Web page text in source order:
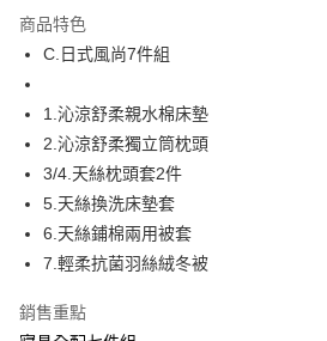
街口支付
悠遊付
全盈+PAY
運送方式
物流宅配
每筆NT$150，滿NT$1,599(含以上)免運費
商品特色
C.日式風尚7件組
1.沁涼舒柔親水棉床墊
2.沁涼舒柔獨立筒枕頭
3/4.天絲枕頭套2件
5.天絲換洗床墊套
6.天絲鋪棉兩用被套
7.輕柔抗菌羽絲絨冬被
銷售重點